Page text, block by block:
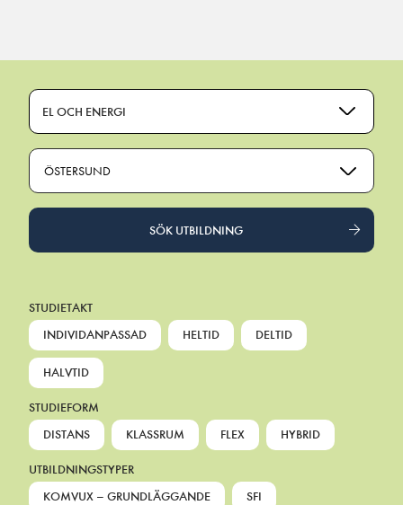
EL OCH ENERGI
ÖSTERSUND
SÖK UTBILDNING
STUDIETAKT
INDIVIDANPASSAD
HELTID DELTID
HALVTID
STUDIEFORM
DISTANS
KLASSRUM FLEX HYBRID
UTBILDNINGSTYPER
KOMVUX – GRUNDLÄGGANDE
SFI